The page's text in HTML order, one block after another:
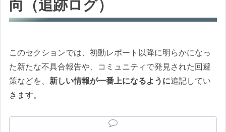
⚠️ 適用前にこれだけは必ず！
作成した状況報告
1. 配信から5日経過して見えてきた、
追加の障害・仕様変更情報
発、または環境依存の仕様・バ
向（追跡ログ）
このセクションでは、初動レポート以降に明らかになっ
た新たな不具合報告や、コミュニティで発見された回避
策などを、 新しい情報が一番上になるように追記してい
きます。